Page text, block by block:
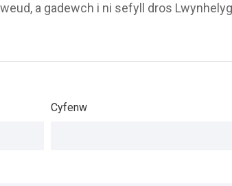
a gadewch i ni sefyll dros
Cyfenw